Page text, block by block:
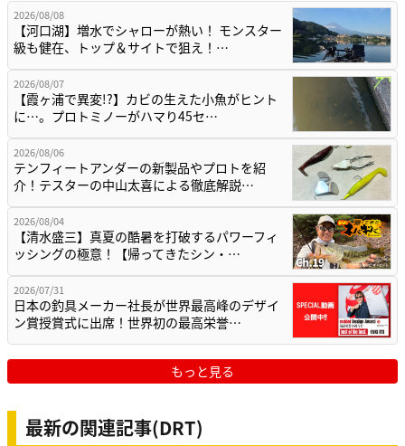
2026/08/08
【河口湖】増水でシャローが熱い！ モンスター
級も健在、トップ＆サイトで狙え！…
2026/08/07
【霞ヶ浦で異変!?】カビの生えた小魚がヒント
に…。プロトミノーがハマり45セ…
2026/08/06
テンフィートアンダーの新製品やプロトを紹
介！テスターの中山太喜による徹底解説…
2026/08/04
【清水盛三】真夏の酷暑を打破するパワーフィ
ッシングの極意！【帰ってきたシン・…
2026/07/31
日本の釣具メーカー社長が世界最高峰のデザイ
ン賞授賞式に出席！世界初の最高栄誉…
もっと見る
最新の関連記事(DRT)